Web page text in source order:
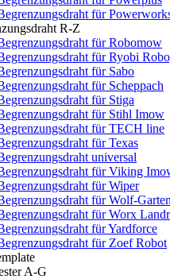
für
R-Z
für Robomow
für Ryobi
für Sabo
für Scheppach
für Stiga
für Stihl Imow
für TECH line
für Texas
universal
für Viking
für Wiper
für Wolf-
für Worx
für Yardforce
für Zoef Robot
A-G